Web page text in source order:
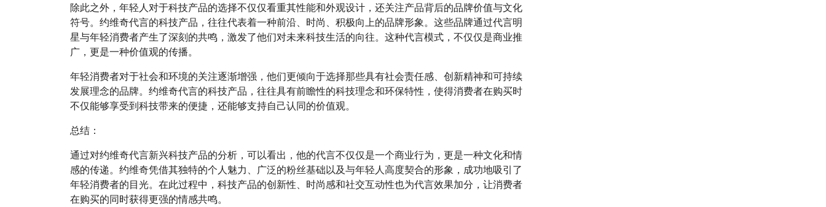
除此之外，年轻人对于科技产品的选择不仅仅看重其性能和外观设计，还关注产品背后的品牌价值与文化
符号。约维奇代言的科技产品，往往代表着一种前沿、时尚、积极向上的品牌形象。这些品牌通过代言明
星与年轻消费者产生了深刻的共鸣，激发了他们对未来科技生活的向往。这种代言模式，不仅仅是商业推
广，更是一种价值观的传播。
年轻消费者对于社会和环境的关注逐渐增强，他们更倾向于选择那些具有社会责任感、创新精神和可持续
发展理念的品牌。约维奇代言的科技产品，往往具有前瞻性的科技理念和环保特性，使得消费者在购买时
不仅能够享受到科技带来的便捷，还能够支持自己认同的价值观。
总结：
通过对约维奇代言新兴科技产品的分析，可以看出，他的代言不仅仅是一个商业行为，更是一种文化和情
感的传递。约维奇凭借其独特的个人魅力、广泛的粉丝基础以及与年轻人高度契合的形象，成功地吸引了
年轻消费者的目光。在此过程中，科技产品的创新性、时尚感和社交互动性也为代言效果加分，让消费者
在购买的同时获得更强的情感共鸣。